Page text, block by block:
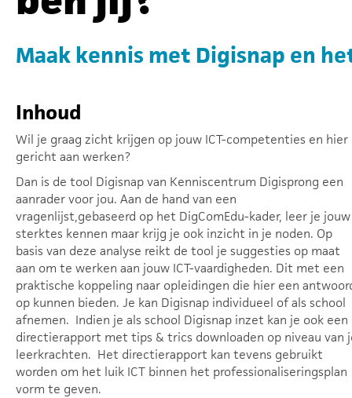
Maak kennis met Digisnap en
Inhoud
Wil je graag zicht krijgen op jouw ICT-competenties en hier
gericht aan werken?
Dan is de tool Digisnap van Kenniscentrum Digisprong een
aanrader voor jou. Aan de hand van een
vragenlijst,gebaseerd op het DigComEdu-kader, leer je jouw
sterktes kennen maar krijg je ook inzicht in je noden. Op
basis van deze analyse reikt de tool je suggesties op maat
aan om te werken aan jouw ICT-vaardigheden. Dit met een
praktische koppeling naar opleidingen die hier een
op kunnen bieden. Je kan Digisnap individueel of als school
afnemen. Indien je als school Digisnap inzet kan je ook een
directierapport met tips & trics downloaden op niveau van
leerkrachten. Het directierapport kan tevens gebruikt
worden om het luik ICT binnen het professionaliseringsplan
vorm te geven.